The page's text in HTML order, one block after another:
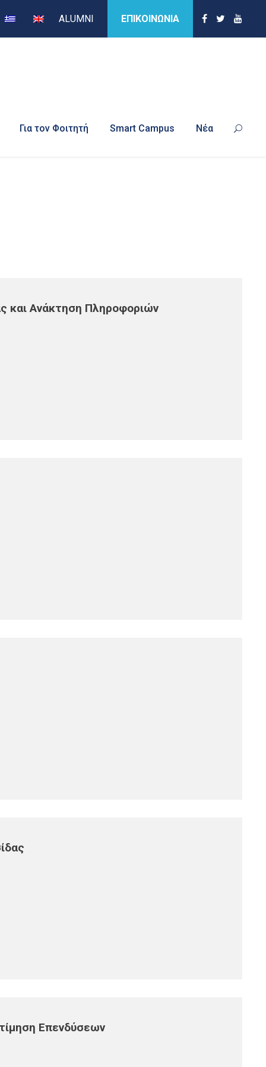
ALUMNI ΕΠΙΚΟΙΝΩΝΙΑ
Για τον Φοιτητή Smart Campus Νέα
και Ανάκτηση Πληροφοριών
Επενδύσεων